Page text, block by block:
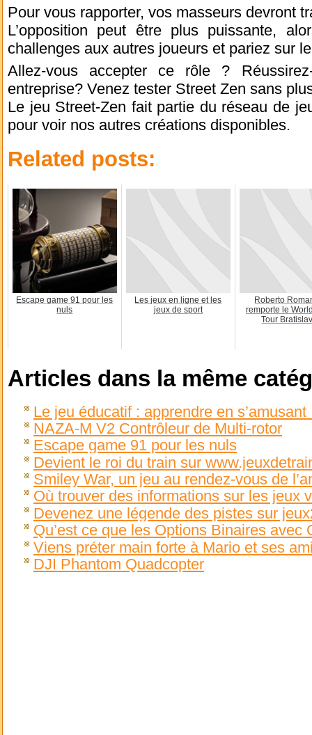
Pour vous rapporter, vos masseurs devront
L’opposition peut être plus puissante,
challenges aux autres joueurs et pariez sur
Allez-vous accepter ce rôle ?
entreprise? Venez tester Street Zen sans
Le jeu Street-Zen fait partie du réseau de
pour voir nos autres créations disponibles.
Related posts:
Escape game 91 pour les
nuls
Les jeux en ligne et les
jeux de sport
Roberto
remporte le
Tour
Articles dans la même
Le jeu éducatif : apprendre en s’amusant
NAZA-M V2 Contrôleur de Multi-rotor
Escape game 91 pour les nuls
Devient le roi du train sur
Smiley War, un jeu au rendez-vous de
Où trouver des informations sur les jeux
Devenez une légende des pistes sur
Qu’est ce que les Options Binaires avec
Viens préter main forte à Mario et ses
DJI Phantom Quadcopter